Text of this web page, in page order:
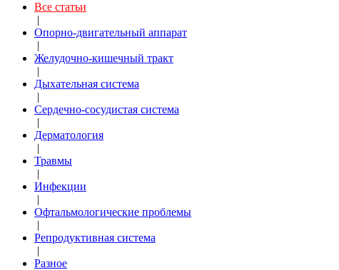
Все статьи
|
Опорно-двигательный аппарат
|
Желудочно-кишечный тракт
|
Дыхательная система
|
Сердечно-сосудистая система
|
Дерматология
|
Травмы
|
Инфекции
|
Офтальмологические проблемы
|
Репродуктивная система
|
Разное